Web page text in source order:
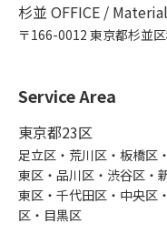
杉並 OFFICE /
〒166-0012 東京都杉並
Service Area
東京都23区
足立区・荒川区・板橋区
東区・品川区・渋谷区・
東区・千代田区・中央区
区・目黒区